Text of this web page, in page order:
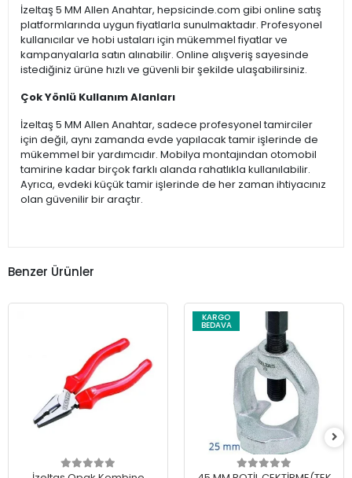
İzeltaş 5 MM Allen Anahtar, hepsicinde.com gibi online satış
platformlarında uygun fiyatlarla sunulmaktadır. Profesyonel
kullanıcılar ve hobi ustaları için mükemmel fiyatlar ve
kampanyalarla satın alınabilir. Online alışveriş sayesinde
istediğiniz ürüne hızlı ve güvenli bir şekilde ulaşabilirsiniz.
Çok Yönlü Kullanım Alanları
İzeltaş 5 MM Allen Anahtar, sadece profesyonel tamirciler
için değil, aynı zamanda evde yapılacak tamir işlerinde de
mükemmel bir yardımcıdır. Mobilya montajından otomobil
tamirine kadar birçok farklı alanda rahatlıkla kullanılabilir.
Ayrıca, evdeki küçük tamir işlerinde de her zaman ihtiyacınız
olan güvenilir bir araçtır.
Benzer Ürünler
KARGO
BEDAVA